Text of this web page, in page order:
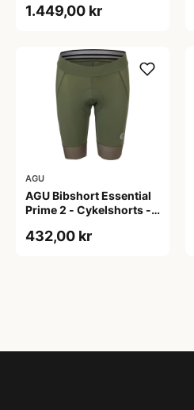
1.449,00 kr
AGU
AGU Bibshort Essential
Prime 2 - Cykelshorts -
2XL
432,00 kr